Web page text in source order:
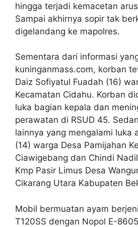
hingga terjadi kemacetan
Sampai akhirnya sopir tak
digelandang ke mapolres.
Sementara dari informasi
kuninganmass.com, korban
Daiz Sofiyatul Fuadah (16)
Kecamatan Cidahu. Korban
luka bagian kepala dan
perawatan di RSUD 45.
lainnya yang mengalami luka
(14) warga Desa Pamijahan
Ciawigebang dan Chindi
Kmp Pasir Limus Desa
Cikarang Utara Kabupaten
Mobil bermuatan ayam
T120SS dengan Nopol E-